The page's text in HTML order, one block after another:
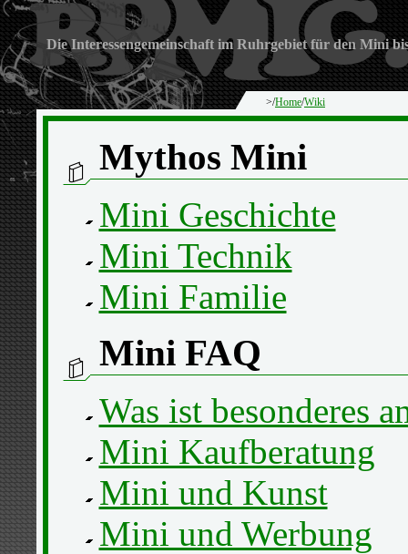
Die Interessengemeinschaft im Ruhrgebiet für den Mini
>/Home/Wiki
Mythos Mini
Mini Geschichte
Mini Technik
Mini Familie
Mini FAQ
Was ist besonderes
Mini Kaufberatung
Mini und Kunst
Mini und Werbung